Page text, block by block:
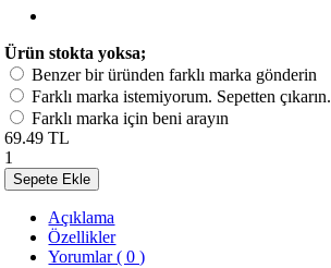
Ürün stokta yoksa;
Benzer bir üründen farklı marka gönderin
Farklı marka istemiyorum. Sepetten çıkarın.
Farklı marka için beni arayın
69.49 TL
1
Sepete Ekle
Açıklama
Özellikler
Yorumlar ( 0 )